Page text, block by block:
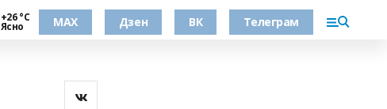
+26 °С
Ясно МАХ Дзен ВК Телеграм